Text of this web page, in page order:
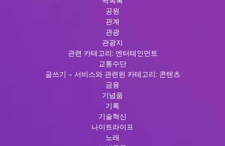
공원
관계
관광
관광지
관련 카테고리: 엔터테인먼트
교통수단
글쓰기 – 서비스와 관련된 카테고리: 콘텐츠
금융
기념품
기록
기술혁신
나이트라이프
노래